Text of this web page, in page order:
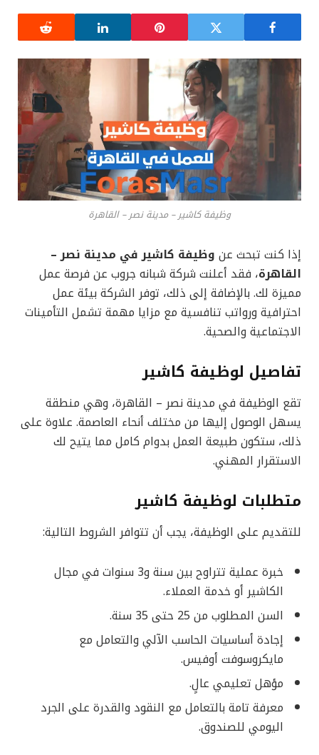
وظيفة كاشير – مدينة نصر – القاهرة
إذا كنت تبحث عن وظيفة كاشير في مدينة نصر –
القاهرة، فقد أعلنت شركة شبانه جروب عن فرصة عمل
مميزة لك. بالإضافة إلى ذلك، توفر الشركة بيئة عمل
احترافية ورواتب تنافسية مع مزايا مهمة تشمل التأمينات
الاجتماعية والصحية.
تفاصيل لوظيفة كاشير
تقع الوظيفة في مدينة نصر – القاهرة، وهي منطقة
يسهل الوصول إليها من مختلف أنحاء العاصمة. علاوة على
ذلك، ستكون طبيعة العمل بدوام كامل مما يتيح لك
الاستقرار المهني.
متطلبات لوظيفة كاشير
للتقديم على الوظيفة، يجب أن تتوافر الشروط التالية:
خبرة عملية تتراوح بين سنة و3 سنوات في مجال
الكاشير أو خدمة العملاء.
السن المطلوب من 25 حتى 35 سنة.
إجادة أساسيات الحاسب الآلي والتعامل مع
مايكروسوفت أوفيس.
مؤهل تعليمي عالٍ.
معرفة تامة بالتعامل مع النقود والقدرة على الجرد
اليومي للصندوق.